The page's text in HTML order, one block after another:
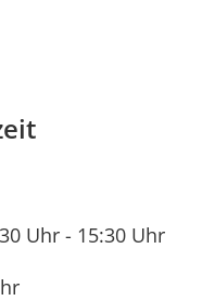
Uhr - 15:30 Uhr